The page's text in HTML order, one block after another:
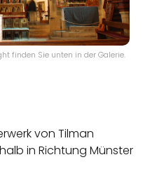
finden Sie unten in der Galerie.
von Tilman
in Richtung Münster